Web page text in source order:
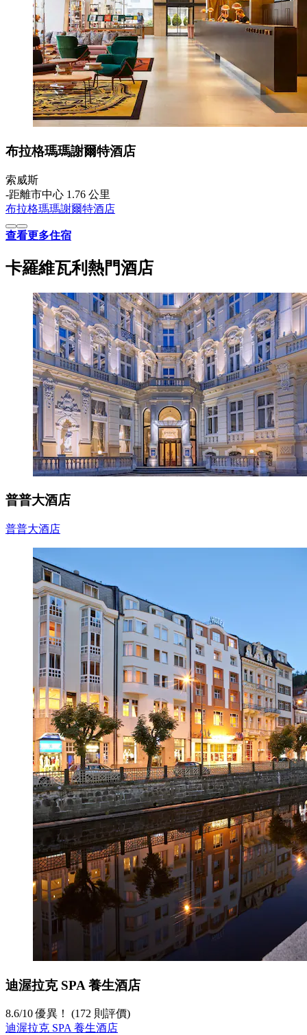
布拉格瑪瑪謝爾特酒店
索威斯
‐距離市中心 1.76 公里
布拉格瑪瑪謝爾特酒店
查看更多住宿
卡羅維瓦利熱門酒店
普普大酒店
普普大酒店
迪渥拉克 SPA 養生酒店
8.6/10優異！ (172 則評價)
迪渥拉克 SPA 養生酒店